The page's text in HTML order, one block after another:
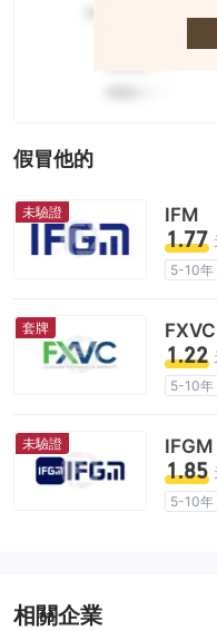
假冒他的
未驗證 IFM
1.77
5-10年
套牌
FXVC
1.22
5-10年
未驗證
IFGM
1.85
5-10年
相關企業